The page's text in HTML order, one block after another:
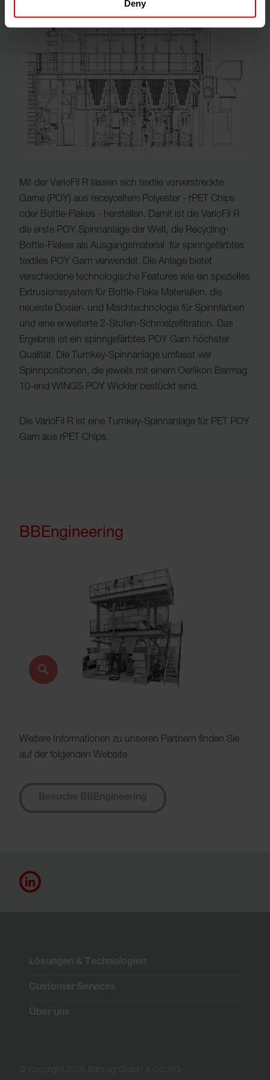
Deny
Mit der VarioFil R lassen sich textile vorverstreckte
Garne (POY) aus receyceltem Polyester - rPET Chips
oder Bottle-Flakes - herstellen. Damit ist die VarioFil R
die erste POY Spinnanlage der Welt, die Recycling-
Bottle-Flakes als Ausgangsmaterial für spinngefärbtes
textiles POY Garn verwendet. Die Anlage bietet
verschiedene technologische Features wie ein spezielles
Extrusionssystem für Bottle-Flake Materialien, die
neueste Dosier- und Mischtechnologie für Spinnfärben
und eine erweiterte 2-Stufen-Schmelzefiltration. Das
Ergebnis ist ein spinngefärbtes POY Garn höchster
Qualität. Die Turnkey-Spinnanlage umfasst vier
Spinnpositionen, die jeweils mit einem Oerlikon Barmag
10-end WINGS POY Wickler bestückt sind.
Die VarioFil R ist eine Turnkey-Spinnanlage für PET POY
Garn aus rPET Chips.
BBEngineering
Weitere Informationen zu unseren Partnern finden Sie
auf der folgenden Website
Besuche BBEngineering